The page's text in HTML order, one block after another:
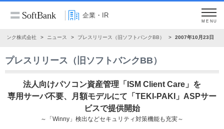
企業・IR
MENU
バンク株式会社 ニュース プレスリリース（旧ソフトバンクBB） 2007年10月23日
プレスリリース（旧ソフトバンクBB）
法人向けパソコン資産管理「ISM Client Care」を
専用サーバ不要、月額モデルにて「TEKI-PAKI」ASPサー
ビスで提供開始
～「Winny」検出などセキュリティ対策機能も充実～